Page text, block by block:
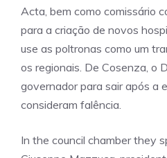
Acta, bem como comissário
para a criação de novos
use as poltronas como um
os regionais. De Cosenza, o
governador para sair após a
consideram falência.
In the council chamber they